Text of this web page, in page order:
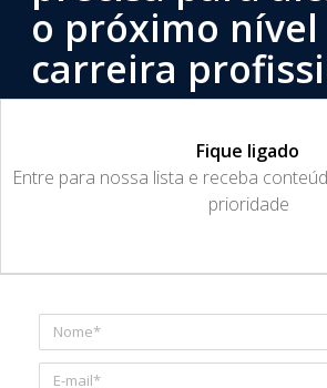
o próximo nível
carreira
Fique ligado
​Entre para nossa lista e receba
prioridade